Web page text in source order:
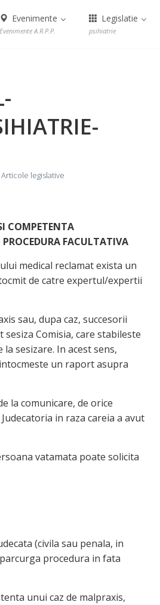
Evenimente
Evenimente A.R.P.P.
Legislatie
psihiatrie
Articole legislative
COMPETENTA
FACULTATIVA
medical reclamat exista un
de catre expertul/expertii
sau, dupa caz, succesorii
Comisia, care stabileste
sesizare. In acest sens,
un raport asupra
la comunicare, de orice
in raza careia a avut
vatamata poate solicita
(civila sau penala, in
procedura in fata
unui caz de malpraxis,